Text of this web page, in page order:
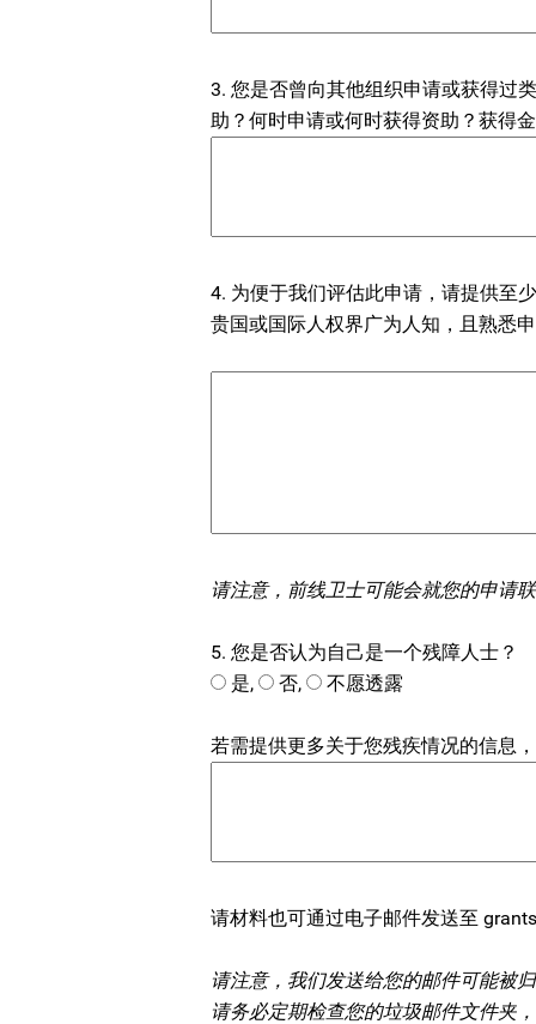
3. 您是否曾向其他组织申请或获得过
助？何时申请或何时获得资助？获得
4. 为便于我们评估此申请，请提供至
贵国或国际人权界广为人知，且熟悉
请注意，前线卫士可能会就您的申请
5. 您是否认为自己是一个残障人士？
是,
否, 不愿透露
若需提供更多关于您残疾情况的信息
请材料也可通过电子邮件发送至
请注意，我们发送给您的邮件可能被
请务必定期检查您的垃圾邮件文件夹